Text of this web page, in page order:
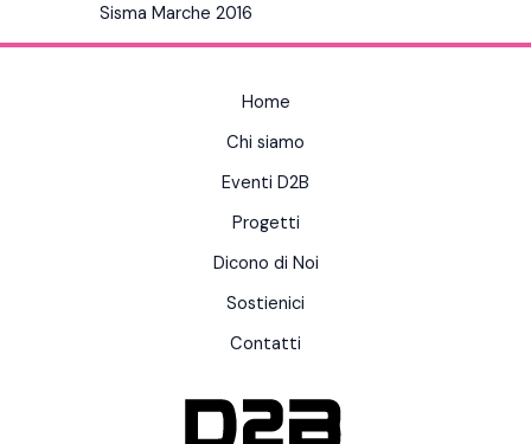
Sisma Marche 2016
Home
Chi siamo
Eventi D2B
Progetti
Dicono di Noi
Sostienici
Contatti